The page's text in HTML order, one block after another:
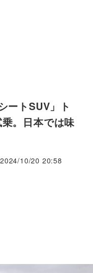
ートSUV」ト
。日本では味
2024/10/20 20:58